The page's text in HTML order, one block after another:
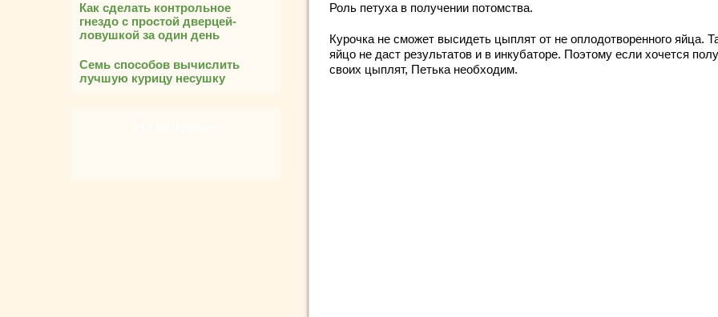
Как сделать контрольное
гнездо с простой дверцей-
ловушкой за один день
Семь способов вычислить
лучшую курицу несушку
Роль петуха в получении потомства.
Курочка не сможет высидеть цыплят от не оплодотворенного яйца.
яйцо не даст результатов и в инкубаторе. Поэтому если хочется
своих цыплят, Петька необходим.